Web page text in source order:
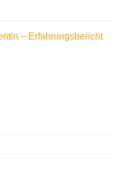
– Erfahrungsbericht